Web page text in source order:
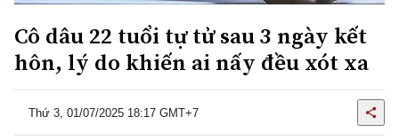
Cô dâu 22 tuổi tự tử sau 3 ngày kết
hôn, lý do khiến ai nấy đều xót xa
Thứ 3, 01/07/2025 18:17 GMT+7